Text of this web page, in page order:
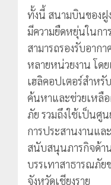
ทั้งนี้ สนามบินของฝู
มีความยืดหยุ่นในกา
สามารถรองรับอาก
หลายหน่วยงาน โด
เฮลิคอปเตอร์สำหรั
ค้นหาและช่วยเหลื
ภัย รวมถึงใช้เป็นศูน
การประสานงานและ
สนับสนุนภารกิจด้า
บรรเทาสาธารณภัย
จังหวัดเชียงราย